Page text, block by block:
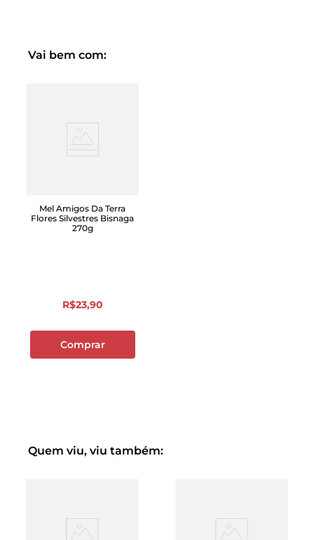
Quanto mais cedo o seu consumo, melhor."
Vai bem com:
Mel Amigos Da Terra
Flores Silvestres Bisnaga
270g
R$23,90
Comprar
Quem viu, viu também: